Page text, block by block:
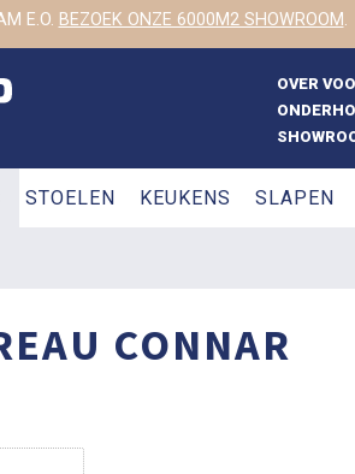
E.O. BEZOEK ONZE 6000M2 SHOWROOM.
OVER
STOELEN KEUKENS SLAPEN
CONNAR